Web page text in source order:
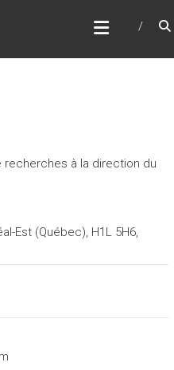
recherches à la direction du
Est (Québec), H1L 5H6,